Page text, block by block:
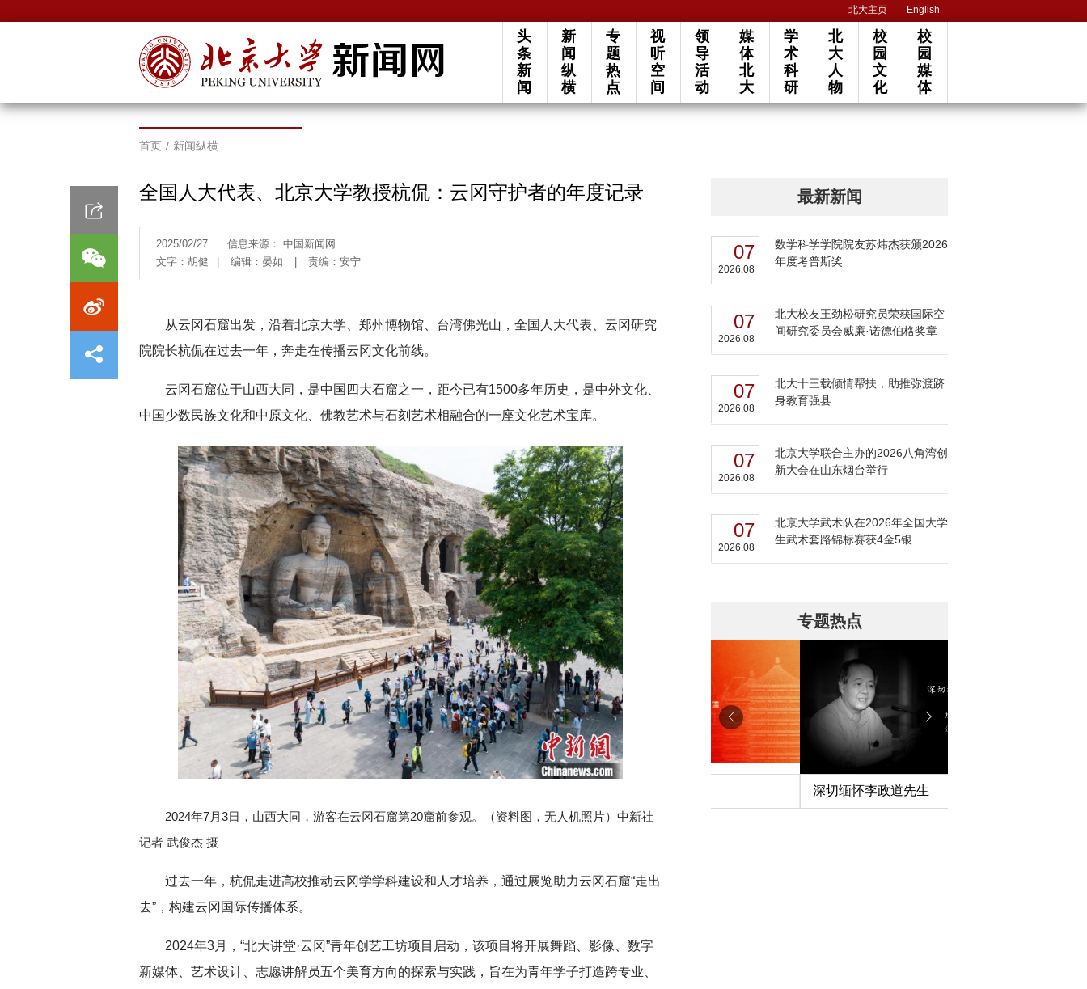
北大主页 English
头
条
新
闻
新
闻
纵
横
专
题
热
点
视
听
空
间
领
导
活
动
媒
体
北
大
学
术
科
研
北
大
人
物
校
园
文
化
校
园
媒
体
首页 / 新闻纵横
全国人大代表、北京大学教授杭侃：云冈守护者的年度记录
2025/02/27
信息来源： 中国新闻网
文字：胡健
编辑：晏如 责编：安宁
从云冈石窟出发，沿着北京大学、郑州博物馆、台湾佛光山，全国人大代表、云冈研究
院院长杭侃在过去一年，奔走在传播云冈文化前线。
云冈石窟位于山西大同，是中国四大石窟之一，距今已有1500多年历史，是中外文化、
中国少数民族文化和中原文化、佛教艺术与石刻艺术相融合的一座文化艺术宝库。
2024年7月3日，山西大同，游客在云冈石窟第20窟前参观。（资料图，无人机照片）中新社
记者 武俊杰 摄
过去一年，杭侃走进高校推动云冈学学科建设和人才培养，通过展览助力云冈石窟“走出
去”，构建云冈国际传播体系。
2024年3月，“北大讲堂·云冈”青年创艺工坊项目启动，该项目将开展舞蹈、影像、数字
新媒体、艺术设计、志愿讲解员五个美育方向的探索与实践，旨在为青年学子打造跨专业、
最新新闻
07
2026.08
数学科学学院院友苏炜杰获颁2026
年度考普斯奖
07
2026.08
北大校友王劲松研究员荣获国际空
间研究委员会威廉·诺德伯格奖章
07
2026.08
北大十三载倾情帮扶，助推弥渡跻
身教育强县
07
2026.08
北京大学联合主办的2026八角湾创
新大会在山东烟台举行
07
2026.08
北京大学武术队在2026年全国大学
生武术套路锦标赛获4金5银
专题热点
深切缅怀李政道先生